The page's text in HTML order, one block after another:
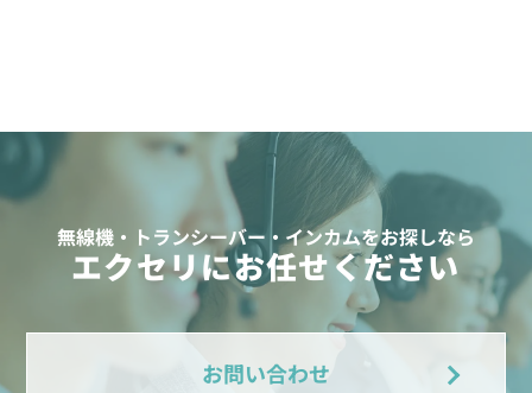
無線機・トランシーバー・インカムをお探しなら
エクセリにお任せください
お問い合わせ